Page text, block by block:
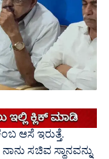
ಆಸೆ ಇರುತ್ತೆ.
ಸಚಿವ ಸ್ಥಾನವನ್ನು